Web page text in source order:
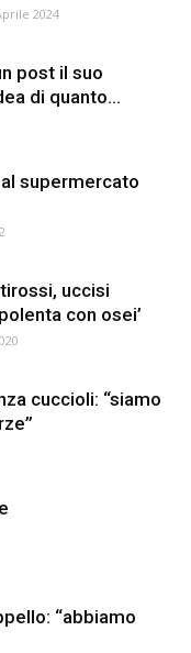
2024
post il suo
di quanto...
supermercato
uccisi
con osei’
cuccioli: “siamo
“abbiamo